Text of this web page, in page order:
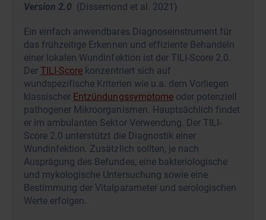
Version 2.0 (Dissemond et al. 2021)
Ein einfach anwendbares Diagnoseinstrument für
das frühzeitige Erkennen und effiziente Behandeln
einer lokalen Wundinfektion ist der TILI-Score 2.0.
DerTILI-Score konzentriert sich auf
wundspezifische Kriterien wie u.a. dem Vorliegen
klassischer Entzündungssymptomeoder potenziell
pathogener Mikroorganismen. Hauptsächlich findet
er im ambulanten Sektor Verwendung. Der TILI-
Score 2.0 unterstützt die Diagnostik einer
Wundinfektion. Zusätzlich sollten, je nach
Ausprägung des Befundes, eine bakteriologische
und mykologische Untersuchung sowie eine
Bestimmung der Vitalparameter und serologischen
Werte erfolgen.